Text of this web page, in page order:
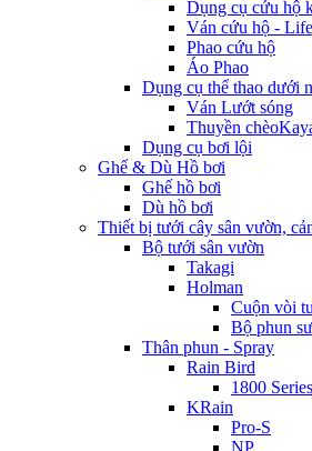
Dụng cụ cứu hộ
Ván cứu hộ -
Phao cứu hộ
Áo Phao
Dụng cụ thể thao dưới
Ván Lướt sóng
Thuyền
Dụng cụ bơi lội
Ghế & Dù Hồ bơi
Ghế hồ bơi
Dù hồ bơi
Thiết bị tưới cây sân vườn,
Bộ tưới sân vườn
Takagi
Holman
Cuộn vòi
Bộ phun
Thân phun - Spray
Rain Bird
1800 Series
KRain
Pro-S
NP